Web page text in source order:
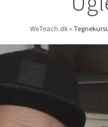
WeTeach.dk »